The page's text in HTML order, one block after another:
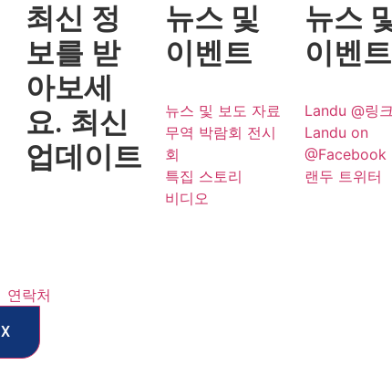
최신 정
보를 받
아보세
요. 최신
업데이트
뉴스 및
이벤트
뉴스 및 보도 자료
무역 박람회 전시
회
특집 스토리
비디오
뉴스
이벤트
Landu @링
Landu on
@Facebook
랜두 트위터
연락처
X